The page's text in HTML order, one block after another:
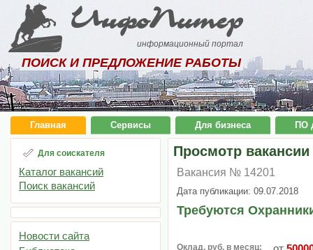
ИнфоПитер
информационный портал
ПОИСК И ПРЕДЛОЖЕНИЕ РАБОТЫ
Главная Сервисы Для бизнеса ПО
Для соискателя
Каталог вакансий
Поиск вакансий
Новости сайта
Просмотр вакансии
Вакансия № 14201
Дата публикации: 09.07.2018
Требуются
Оклад, руб. в месяц: